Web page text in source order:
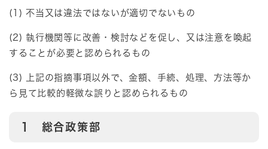
(1) 不当又は違法ではないが適切でないもの
(2) 執行機関等に改善・検討などを促し、又は注意を喚起
することが必要と認められるもの
(3) 上記の指摘事項以外で、金額、手続、処理、方法等か
ら見て比較的軽微な誤りと認められるもの
1 総合政策部